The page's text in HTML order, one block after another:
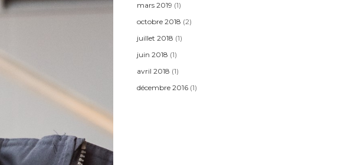
mars 2019 (1)
octobre 2018 (2)
juillet 2018 (1)
juin 2018 (1)
avril 2018 (1)
décembre 2016 (1)